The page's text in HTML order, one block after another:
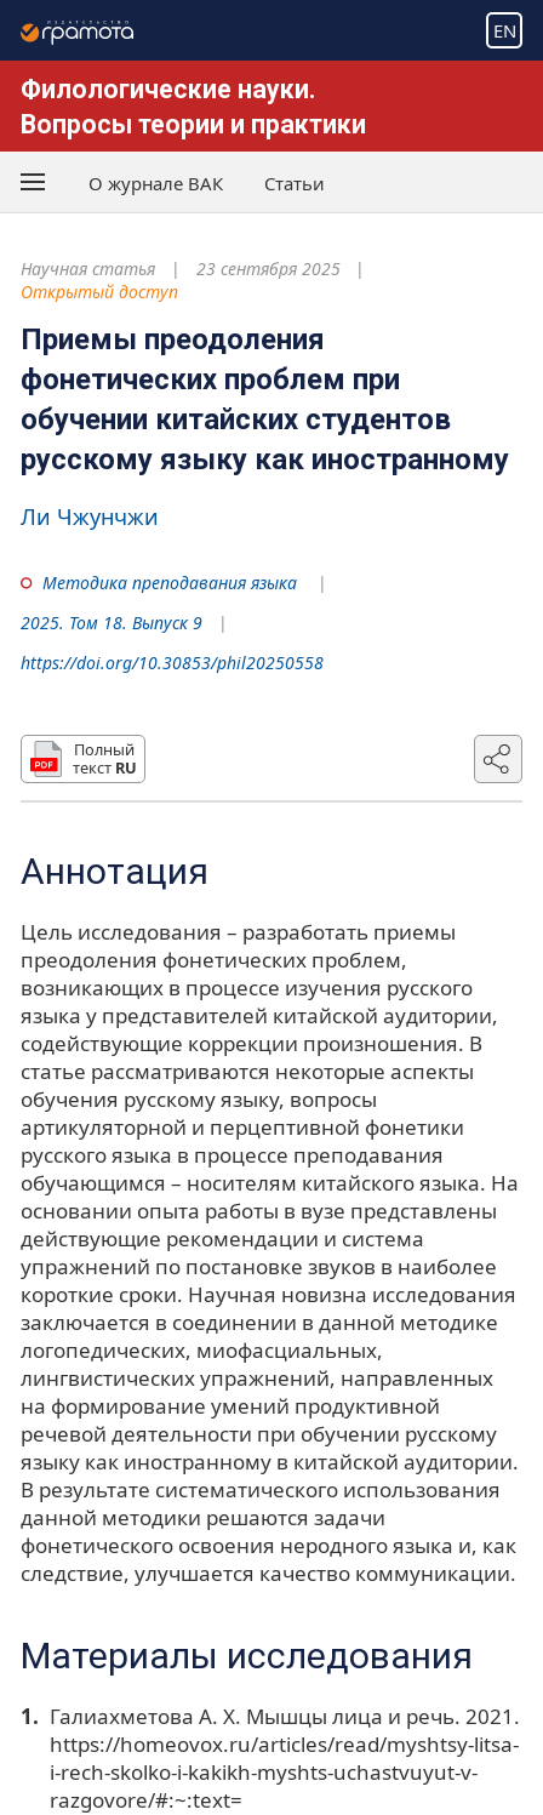
EN
Филологические науки.
Вопросы теории и практики
О журнале ВАК Статьи
Научная статья
23 сентября 2025
Открытый доступ
Приемы преодоления
фонетических проблем при
обучении китайских студентов
русскому языку как иностранному
Ли Чжунчжи
Методика преподавания языка
2025. Том 18. Выпуск 9
https://doi.org/10.30853/phil20250558
Полный
текст RU
Аннотация
Цель исследования – разработать приемы
преодоления фонетических проблем,
возникающих в процессе изучения русского
языка у представителей китайской аудитории,
содействующие коррекции произношения. В
статье рассматриваются некоторые аспекты
обучения русскому языку, вопросы
артикуляторной и перцептивной фонетики
русского языка в процессе преподавания
обучающимся – носителям китайского языка. На
основании опыта работы в вузе представлены
действующие рекомендации и система
упражнений по постановке звуков в наиболее
короткие сроки. Научная новизна исследования
заключается в соединении в данной методике
логопедических, миофасциальных,
лингвистических упражнений, направленных
на формирование умений продуктивной
речевой деятельности при обучении русскому
языку как иностранному в китайской аудитории.
В результате систематического использования
данной методики решаются задачи
фонетического освоения неродного языка и, как
следствие, улучшается качество коммуникации.
Материалы исследования
Галиахметова А. Х. Мышцы лица и речь. 2021.
https://homeovox.ru/articles/read/myshtsy-litsa-
i-rech-skolko-i-kakikh-myshts-uchastvuyut-v-
razgovore/#:~:text=